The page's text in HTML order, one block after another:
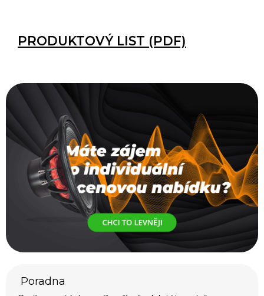
PRODUKTOVÝ LIST (PDF)